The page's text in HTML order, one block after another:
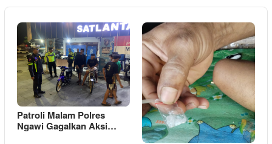
Patroli Malam Polres
Ngawi Gagalkan Aksi…